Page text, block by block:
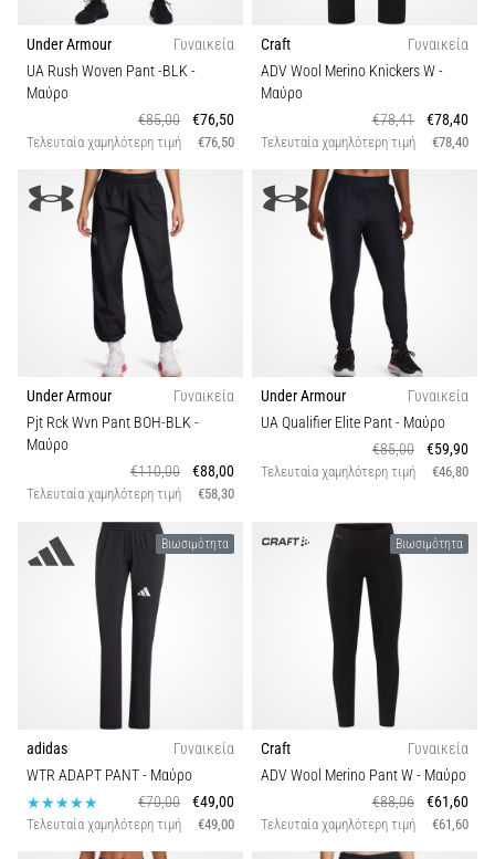
Under Armour
Γυναικεία
UA Rush Woven Pant -BLK-
Μαύρο
€85,00
€76,50
Τελευταία χαμηλότερη τιμή €76,50
Craft
Γυναικεία
ADV Wool Merino Knickers W-
Μαύρο
€78,41
€78,40
Τελευταία χαμηλότερη τιμή €78,40
Under Armour
Γυναικεία
Pjt Rck Wvn Pant BOH-BLK-
Μαύρο
€110,00
€88,00
Τελευταία χαμηλότερη τιμή €58,30
Under Armour
Γυναικεία
UA Qualifier Elite Pant- Μαύρο
€85,00
€59,90
Τελευταία χαμηλότερη τιμή €46,80
Βιωσιμότητα
adidas
Γυναικεία
WTR ADAPT PANT- Μαύρο
€70,00
€49,00
Τελευταία χαμηλότερη τιμή €49,00
Βιωσιμότητα
Craft
Γυναικεία
ADV Wool Merino Pant W- Μαύρο
€88,06
€61,60
Τελευταία χαμηλότερη τιμή €61,60